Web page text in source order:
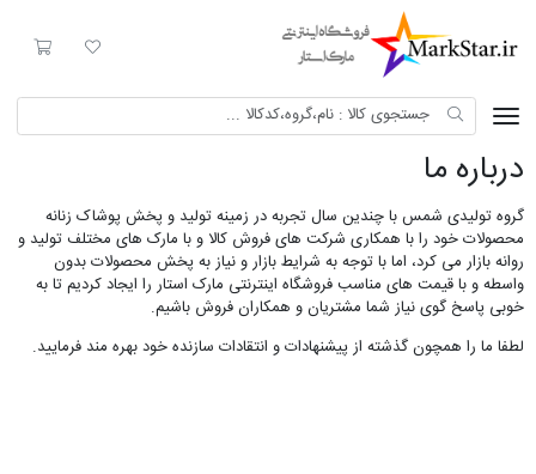
لیست مورد
سبد
درباره ما
گروه تولیدی شمس با چندین سال تجربه در زمینه تولید و پخش پوشاک زنانه
محصولات خود را با همکاری شرکت های فروش کالا و با مارک های مختلف تولید و
روانه بازار می کرد، اما با توجه به شرایط بازار و نیاز به پخش محصولات بدون
واسطه و با قیمت های مناسب فروشگاه اینترنتی مارک استار را ایجاد کردیم تا به
خوبی پاسخ گوی نیاز شما مشتریان و همکاران فروش باشیم.
لطفا ما را همچون گذشته از پیشنهادات و انتقادات سازنده خود بهره مند فرمایید.